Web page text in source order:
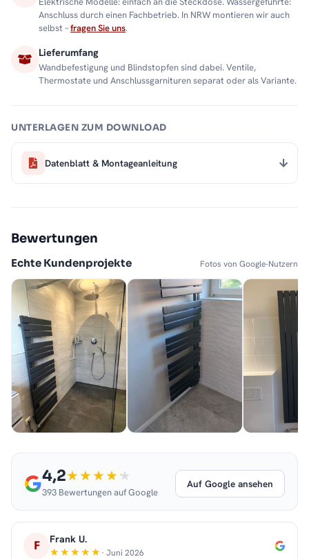
Anschluss durch einen Fachbetrieb. In NRW montieren wir auch
selbst –fragen Sie uns.
Lieferumfang
Wandbefestigung und Blindstopfen sind dabei. Ventile,
Thermostate und Anschlussgarnituren separat oder als Variante.
UNTERLAGEN ZUM DOWNLOAD
Datenblatt & Montageanleitung
Bewertungen
Echte Kundenprojekte Fotos von Google-Nutzern
4,2
393 Bewertungen auf Google
Auf Google ansehen
F Frank U.
· Juni 2026